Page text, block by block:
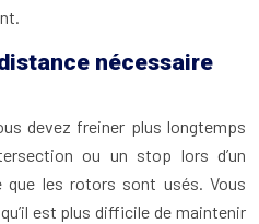
nécessaire
devez freiner plus longtemps
ou un stop lors d’un
que les rotors sont usés. Vous
est plus difficile de maintenir